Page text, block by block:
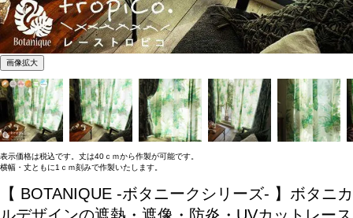
画像拡大
表示価格は税込です。丈は40ｃｍから作製が可能です。
横幅・丈ともに1ｃｍ刻みで作製いたします。
【 BOTANIQUE -ボタニークシリーズ- 】ボタニカ